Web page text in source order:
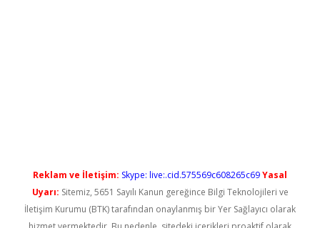
Reklam ve İletişim: Skype: live:.cid.575569c608265c69Yasal
Uyarı: Sitemiz, 5651 Sayılı Kanun gereğince Bilgi Teknolojileri ve
İletişim Kurumu (BTK) tarafından onaylanmış bir Yer Sağlayıcı olarak